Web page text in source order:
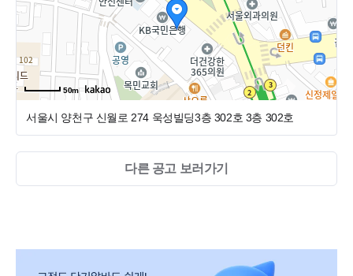
50m
서울시 양천구 신월로 274 욱성빌딩3층 302호 3층 302호
다른 공고 보러가기